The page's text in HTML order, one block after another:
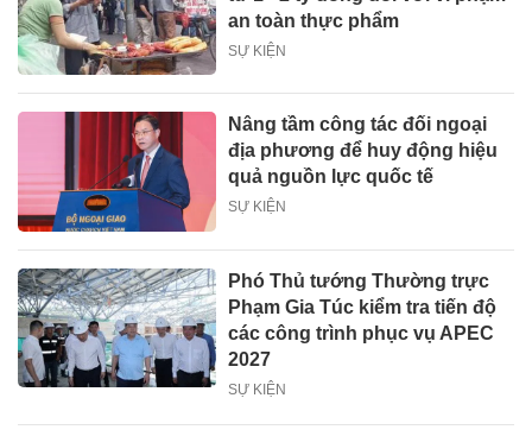
an toàn thực phẩm
SỰ KIỆN
Nâng tầm công tác đối ngoại
địa phương để huy động hiệu
quả nguồn lực quốc tế
SỰ KIỆN
Phó Thủ tướng Thường trực
Phạm Gia Túc kiểm tra tiến độ
các công trình phục vụ APEC
2027
SỰ KIỆN